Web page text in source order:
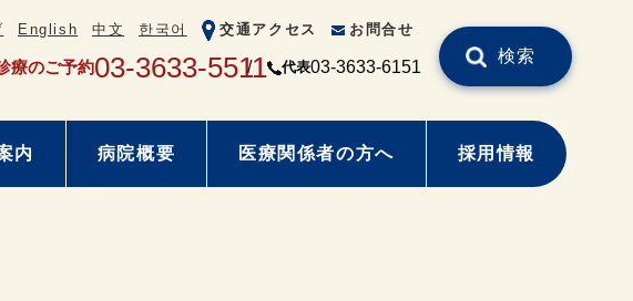
English 中文 한국어 交通アクセス お問合せ
療のご予約03-3633-5511 代表03-3633-6151
検索
内 病院概要 医療関係者の方へ 採用情報